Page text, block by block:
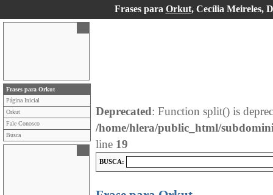
Frases para Orkut, Cecília Meireles,
Frases para Orkut
Página Inicial
Orkut
Fale Conosco
Busca
Deprecated: Function split() is
/home/hlera/public_html/
line 19
BUSCA: